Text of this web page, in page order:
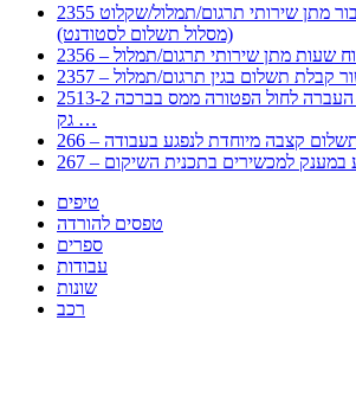
2355 דרישה לתשלום עבור מתן שירותי תרגום/תמלול/שקלוט
(מסלול תשלום לסטודנט)
דיווח שעות מתן שירותי תרגום/תמלול
– אישור קבלת תשלום בגין תרגום/תמלול
2513-2 טופס חדש הצהרה על העברה לחול הפטורה ממס בברכה
גק …
לתשלום קצבה מיוחדת לנפגע בעבודה
במענק למכשירים בתכנית השיקום
טיפים
טפסים להורדה
ספרים
עבודות
שונות
רכב